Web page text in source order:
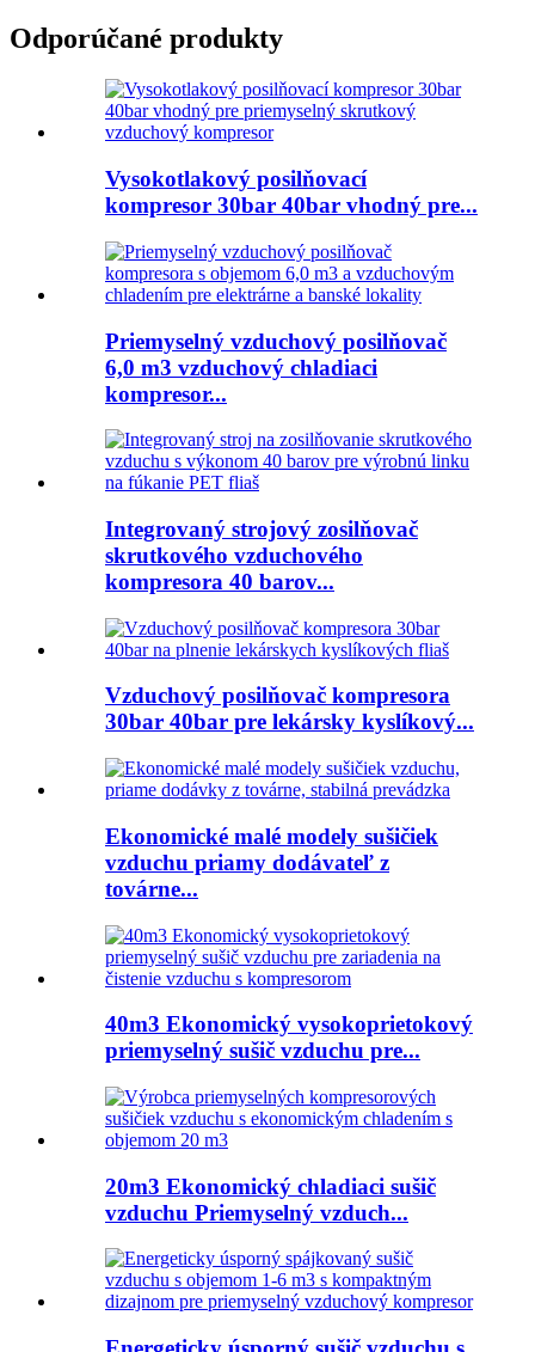
Odporúčané produkty
Vysokotlakový posilňovací
kompresor 30bar 40bar vhodný pre...
Priemyselný vzduchový posilňovač
6,0 m3 vzduchový chladiaci
kompresor...
Integrovaný strojový zosilňovač
skrutkového vzduchového
kompresora 40 barov...
Vzduchový posilňovač kompresora
30bar 40bar pre lekársky kyslíkový...
Ekonomické malé modely sušičiek
vzduchu priamy dodávateľ z
továrne...
40m3 Ekonomický vysokoprietokový
priemyselný sušič vzduchu pre...
20m3 Ekonomický chladiaci sušič
vzduchu Priemyselný vzduch...